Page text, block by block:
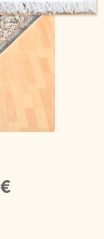
€El
precio